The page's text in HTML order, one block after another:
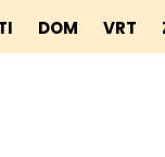
DOM VRT